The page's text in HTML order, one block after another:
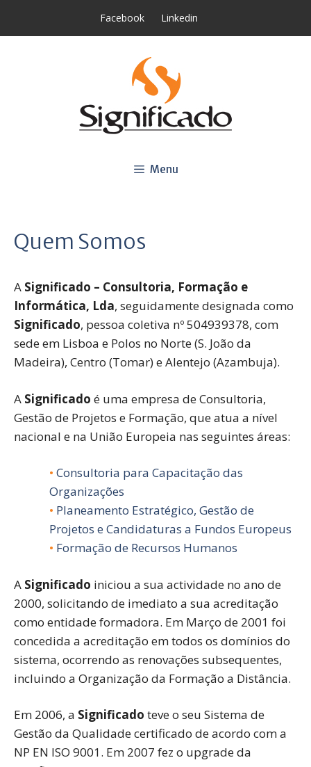
Facebook Linkedin
Menu
Quem Somos
A Significado – Consultoria, Formação e
Informática, Lda, seguidamente designada como
Significado, pessoa coletiva nº 504939378, com
sede em Lisboa e Polos no Norte (S. João da
Madeira), Centro (Tomar) e Alentejo (Azambuja).
A Significado é uma empresa de Consultoria,
Gestão de Projetos e Formação, que atua a nível
nacional e na União Europeia nas seguintes áreas:
Consultoria para Capacitação das
Organizações
Planeamento Estratégico, Gestão de
Projetos e Candidaturas a Fundos Europeus
Formação de Recursos Humanos
A Significado iniciou a sua actividade no ano de
2000, solicitando de imediato a sua acreditação
como entidade formadora. Em Março de 2001 foi
concedida a acreditação em todos os domínios do
sistema, ocorrendo as renovações subsequentes,
incluindo a Organização da Formação a Distância.
Em 2006, a Significado teve o seu Sistema de
Gestão da Qualidade certificado de acordo com a
NP EN ISO 9001. Em 2007 fez o upgrade da